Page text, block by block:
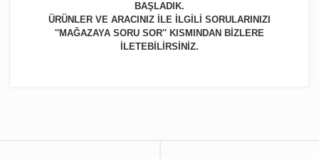
BAŞLADIK.
ÜRÜNLER VE ARACINIZ İLE İLGİLİ SORULARINIZI
''MAĞAZAYA SORU SOR'' KISMINDAN BİZLERE
İLETEBİLİRSİNİZ.